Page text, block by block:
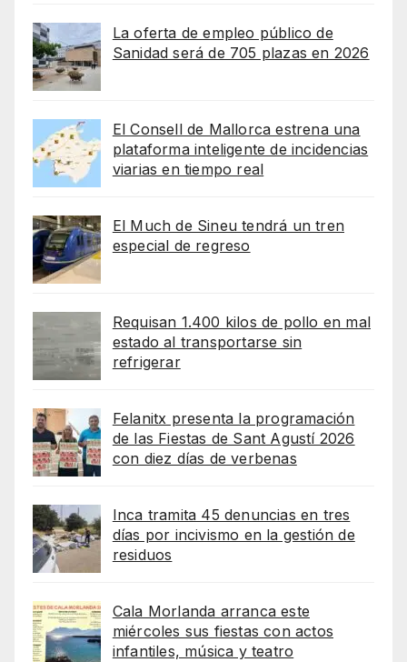
La oferta de empleo público de
Sanidad será de 705 plazas en 2026
El Consell de Mallorca estrena una
plataforma inteligente de incidencias
viarias en tiempo real
El Much de Sineu tendrá un tren
especial de regreso
Requisan 1.400 kilos de pollo en mal
estado al transportarse sin
refrigerar
Felanitx presenta la programación
de las Fiestas de Sant Agustí 2026
con diez días de verbenas
Inca tramita 45 denuncias en tres
días por incivismo en la gestión de
residuos
Cala Morlanda arranca este
miércoles sus fiestas con actos
infantiles, música y teatro